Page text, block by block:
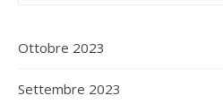
Ottobre 2023
Settembre 2023